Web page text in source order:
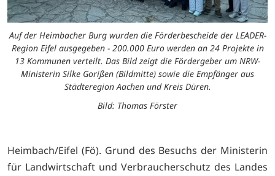
Auf der Heimbacher Burg wurden die Förderbescheide der LEADER-
Region Eifel ausgegeben - 200.000 Euro werden an 24 Projekte in
13 Kommunen verteilt. Das Bild zeigt die Fördergeber um NRW-
Ministerin Silke Gorißen (Bildmitte) sowie die Empfänger aus
Städteregion Aachen und Kreis Düren.
Bild: Thomas Förster
Heimbach/Eifel (Fö). Grund des Besuchs der Ministerin
für Landwirtschaft und Verbraucherschutz des Landes